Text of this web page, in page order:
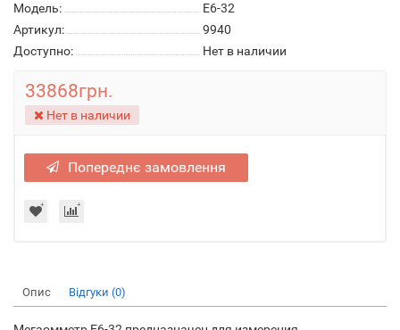
Модель:
E6-32
Артикул:
9940
Доступно:
Нет в наличии
33868грн.
Нет в наличии
Попереднє замовлення
Опис Відгуки (0)